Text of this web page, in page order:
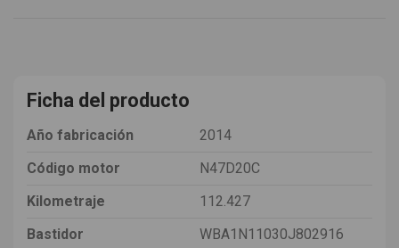
Ficha del producto
Año fabricación
2014
Código motor
N47D20C
Kilometraje
112.427
Bastidor
WBA1N11030J802916